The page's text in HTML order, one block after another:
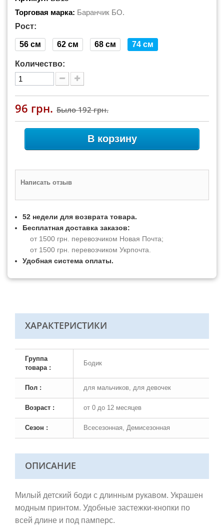
Торговая марка: Баранчик БО.
Рост:
56 см 62 см 68 см 74 см
Количество:
96 грн. Было192 грн.
В корзину
Написать отзыв
52 недели для возврата товара.
Бесплатная доставка заказов:
от 1500 грн. перевозчиком Новая Почта;
от 1500 грн. перевозчиком Укрпочта.
Удобная система оплаты.
ХАРАКТЕРИСТИКИ
Группа
товара :
Бодик
Пол : для мальчиков, для девочек
Возраст : от 0 до 12 месяцев
Сезон : Всесезонная, Демисезонная
ОПИСАНИЕ
Милый детский боди с длинным рукавом. Украшен
модным принтом. Удобные застежки-кнопки по
всей длине и под памперс.